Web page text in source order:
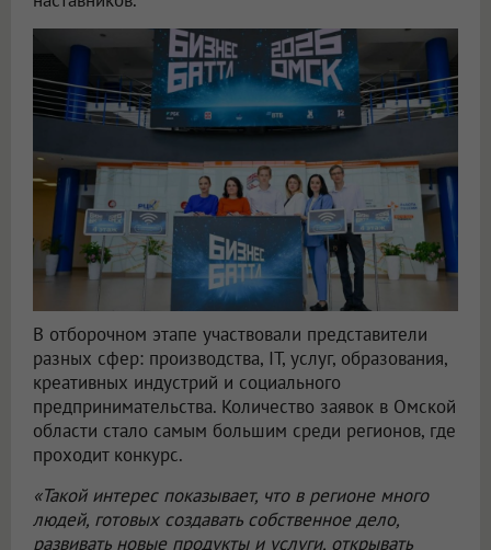
В отборочном этапе участвовали представители
разных сфер: производства, IT, услуг, образования,
креативных индустрий и социального
предпринимательства. Количество заявок в Омской
области стало самым большим среди регионов, где
проходит конкурс.
«Такой интерес показывает, что в регионе много
людей, готовых создавать собственное дело,
развивать новые продукты и услуги, открывать